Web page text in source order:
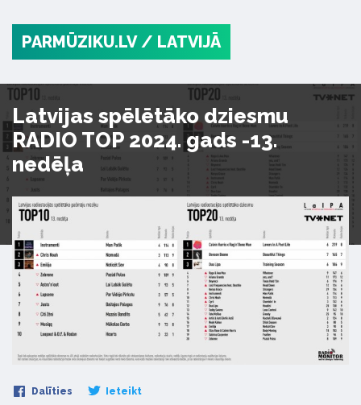
PARMŪZIKU.LV / LATVIJĀ
Latvijas spēlētāko dziesmu
RADIO TOP 2024. gads -13.
nedēļa
Dalīties Ieteikt